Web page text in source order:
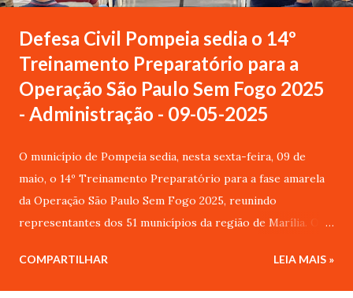
Defesa Civil Pompeia sedia o 14º
Treinamento Preparatório para a
Operação São Paulo Sem Fogo 2025
- Administração - 09-05-2025
O município de Pompeia sedia, nesta sexta-feira, 09 de
maio, o 14º Treinamento Preparatório para a fase amarela
da Operação São Paulo Sem Fogo 2025, reunindo
representantes dos 51 municípios da região de Marília. O
Proteção e Defesa Civil (CEPDEC/SP) em parceria com os
integrantes do Comitê Executivo da Operação São Paulo
COMPARTILHAR LEIA MAIS »